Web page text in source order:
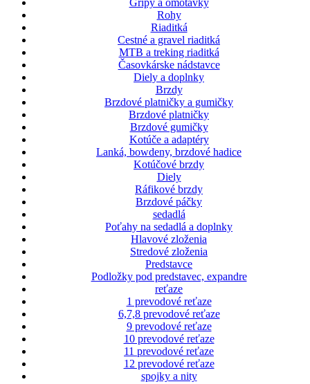
Gripy a omotávky
Rohy
Riaditká
Cestné a gravel riaditká
MTB a treking riaditká
Časovkárske nádstavce
Diely a doplnky
Brzdy
Brzdové platničky a gumičky
Brzdové platničky
Brzdové gumičky
Kotúče a adaptéry
Lanká, bowdeny, brzdové hadice
Kotúčové brzdy
Diely
Ráfikové brzdy
Brzdové páčky
sedadlá
Poťahy na sedadlá a doplnky
Hlavové zloženia
Stredové zloženia
Predstavce
Podložky pod predstavec, expandre
reťaze
1 prevodové reťaze
6,7,8 prevodové reťaze
9 prevodové reťaze
10 prevodové reťaze
11 prevodové reťaze
12 prevodové reťaze
spojky a nity